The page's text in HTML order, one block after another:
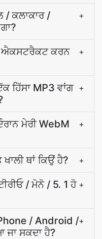
/ ਕਲਾਕਾਰ /
+
ਐਕਸਟਰੈਕਟ ਕਰਨ
+
ਹਿੱਸਾ MP3 ਵਾਂਗ +
ਮੇਰੀ WebM
+
ਥਾਂ ਕਿਉਂ ਹੈ? +
/ ਮੋਨੋ / 5. 1 ਹੋ +
/ Android /
ਸਕਦਾ ਹੈ?
+